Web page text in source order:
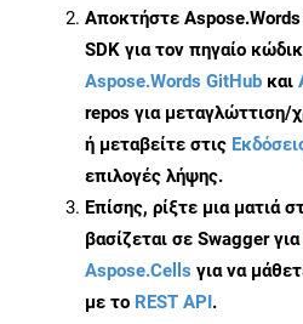
Αποκτήστε
SDK για τον πηγαίο
Aspose.Words GitHub και
repos για μεταγλώττιση/
ή μεταβείτε στις
επιλογές λήψης.
Επίσης, ρίξτε μια ματιά
βασίζεται σε Swagger για
Aspose.Cells για να
με το REST API.